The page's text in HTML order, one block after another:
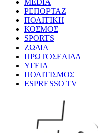
MEDIA
ΡΕΠΟΡΤΑΖ
ΠΟΛΙΤΙΚΗ
ΚΟΣΜΟΣ
SPORTS
ΖΩΔΙΑ
ΠΡΩΤΟΣΕΛΙΔΑ
ΥΓΕΙΑ
ΠΟΛΙΤΙΣΜΟΣ
ESPRESSO TV